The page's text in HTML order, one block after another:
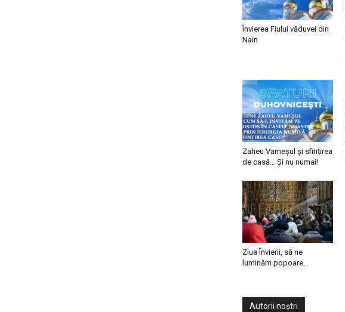
Învierea Fiului văduvei din
Nain
Zaheu Vameșul și sfințirea
de casă… Și nu numai!
Ziua Învierii, să ne
luminăm popoare…
Autorii noștri